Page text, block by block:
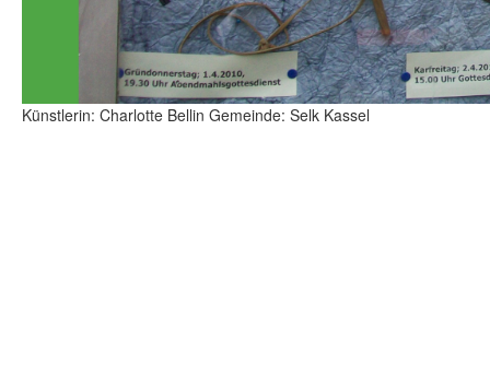
Künstlerin: Charlotte Bellin Gemeinde: Selk Kassel